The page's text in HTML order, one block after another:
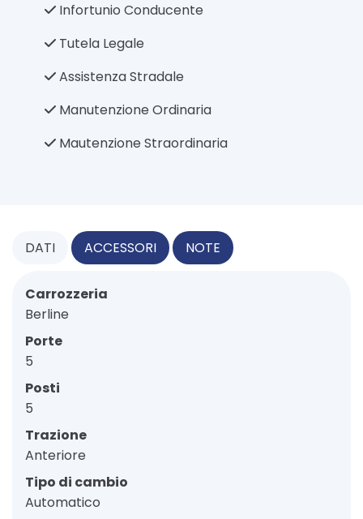
Infortunio Conducente
Tutela Legale
Assistenza Stradale
Manutenzione Ordinaria
Mautenzione Straordinaria
DATI ACCESSORI NOTE
Carrozzeria
Berline
Porte
5
Posti
5
Trazione
Anteriore
Tipo di cambio
Automatico